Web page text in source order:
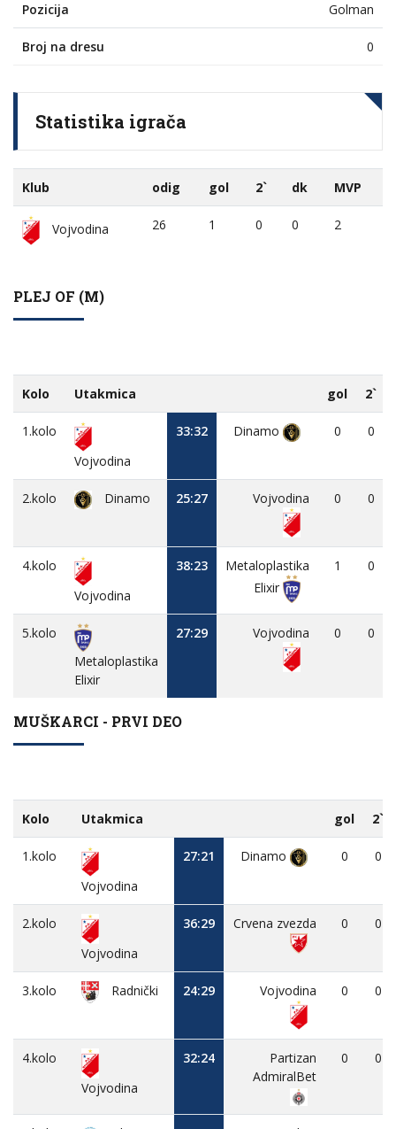
Pozicija Golman
Broj na dresu 0
Statistika igrača
Klub odig gol 2` dk MVP
Vojvodina 26 1 0 0 2
PLEJ OF (M)
Kolo Utakmica gol 2`
1.kolo
Vojvodina
33:32 Dinamo 0 0
2.kolo Dinamo 25:27 Vojvodina 0 0
4.kolo
Vojvodina
38:23
Metaloplastika
Elixir
1 0
5.kolo
Metaloplastika
Elixir
27:29 Vojvodina 0 0
MUŠKARCI - PRVI DEO
Kolo Utakmica gol 2`
1.kolo
Vojvodina
27:21 Dinamo 0 0
2.kolo
Vojvodina
36:29 Crvena zvezda 0 0
3.kolo Radnički 24:29 Vojvodina 0 0
4.kolo
Vojvodina
32:24
Partizan
AdmiralBet
0 0